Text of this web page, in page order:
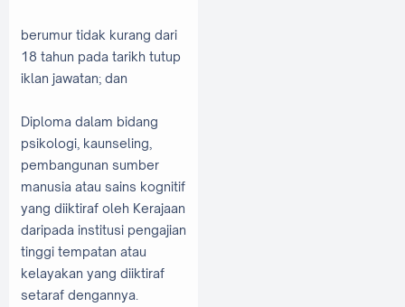
berumur tidak kurang dari
18 tahun pada tarikh tutup
iklan jawatan; dan
Diploma dalam bidang
psikologi, kaunseling,
pembangunan sumber
manusia atau sains kognitif
yang diiktiraf oleh Kerajaan
daripada institusi pengajian
tinggi tempatan atau
kelayakan yang diiktiraf
setaraf dengannya.